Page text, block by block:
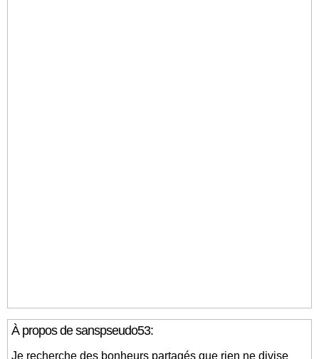
À propos de sanspseudo53:
Je recherche des bonheurs partagés que rien ne divise